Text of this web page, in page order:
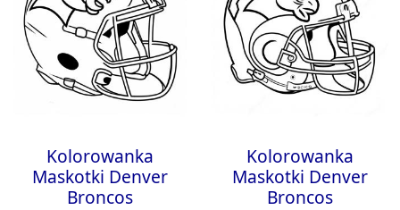
Kolorowanka
Maskotki Denver
Broncos
Kolorowanka
Maskotki Denver
Broncos